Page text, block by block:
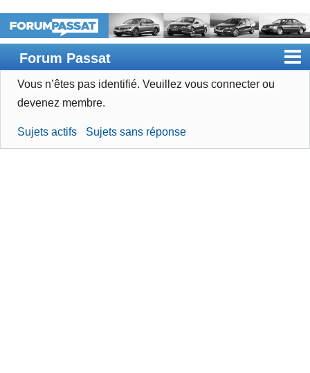
Forum Passat
Accueil
Devenir membre
Vous n’êtes pas identifié. Veuillez vous connecter ou
devenez membre.
Sujets actifs Sujets sans réponse